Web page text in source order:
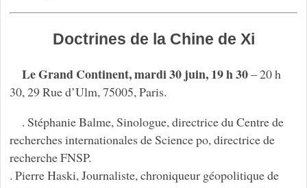
Doctrines de la Chine de Xi
Le Grand Continent, mardi 30 juin, 19 h 30– 20 h
30, 29 Rue d’Ulm, 75005, Paris.
. Stéphanie Balme, Sinologue, directrice du Centre de
recherches internationales de Science po, directrice de
recherche FNSP.
. Pierre Haski, Journaliste, chroniqueur géopolitique de